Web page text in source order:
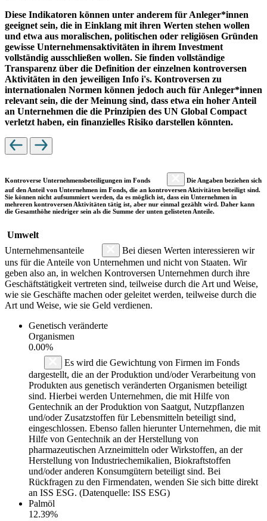
Diese Indikatoren können unter anderem für Anleger*innen
geeignet sein, die in Einklang mit ihren Werten stehen wollen
und etwa aus moralischen, politischen oder religiösen Gründen
gewisse Unternehmensaktivitäten in ihrem Investment
vollständig ausschließen wollen. Sie finden vollständige
Transparenz über die Definition der einzelnen kontroversen
Aktivitäten in den jeweiligen Info i's. Kontroversen zu
internationalen Normen können jedoch auch für Anleger*innen
relevant sein, die der Meinung sind, dass etwa ein hoher Anteil
an Unternehmen die die Prinzipien des UN Global Compact
verletzt haben, ein finanzielles Risiko darstellen könnten.
Kontroverse Unternehmensbeteiligungen im Fonds
Die Angaben beziehen sich
auf den Anteil von Unternehmen im Fonds, die an kontroversen Aktivitäten beteiligt sind.
Sie können nicht aufsummiert werden, da es möglich ist, dass ein Unternehmen in
mehreren kontroversen Aktivitäten tätig ist, aber nur einmal gezählt wird. Daher kann
die Gesamthöhe niedriger sein als die Summe der unten gelisteten Anteile.
Umwelt
Unternehmensanteile
Bei diesen Werten interessieren wir
uns für die Anteile von Unternehmen und nicht von Staaten. Wir
geben also an, in welchen Kontroversen Unternehmen durch ihre
Geschäftstätigkeit vertreten sind, teilweise durch die Art und Weise,
wie sie Geschäfte machen oder geleitet werden, teilweise durch die
Art und Weise, wie sie Geld verdienen.
Genetisch veränderte
Organismen
0.00%
Es wird die Gewichtung von Firmen im Fonds
dargestellt, die an der Produktion und/oder Verarbeitung von
Produkten aus genetisch veränderten Organismen beteiligt
sind. Hierbei werden Unternehmen, die mit Hilfe von
Gentechnik an der Produktion von Saatgut, Nutzpflanzen
und/oder Zusatzstoffen für Lebensmitteln beteiligt sind,
eingeschlossen. Ebenso fallen hierunter Unternehmen, die mit
Hilfe von Gentechnik an der Herstellung von
pharmazeutischen Arzneimitteln oder Wirkstoffen, an der
Herstellung von Industriechemikalien, Biokraftstoffen
und/oder anderen Konsumgütern beteiligt sind. Bei
Rückfragen zu den Firmendaten, wenden Sie sich bitte direkt
an ISS ESG. (Datenquelle: ISS ESG)
Palmöl
12.39%